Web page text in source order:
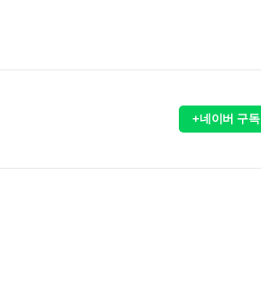
+네이버 구독